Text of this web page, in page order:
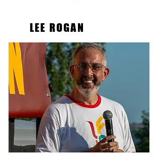
LEE ROGAN